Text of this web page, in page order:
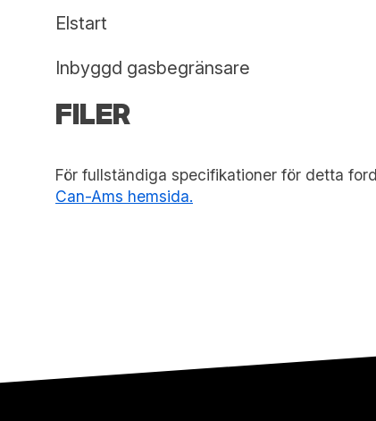
Elstart
Inbyggd gasbegränsare
FILER
För fullständiga specifikationer för detta
Can-Ams hemsida.